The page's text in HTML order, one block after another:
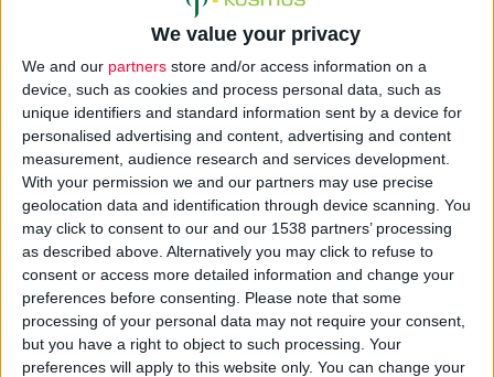
We value your privacy
We and our partners store and/or access information on a
device, such as cookies and process personal data, such as
unique identifiers and standard information sent by a device for
personalised advertising and content, advertising and content
measurement, audience research and services development.
With your permission we and our partners may use precise
geolocation data and identification through device scanning. You
may click to consent to our and our 1538 partners’ processing
as described above. Alternatively you may click to refuse to
consent or access more detailed information and change your
preferences before consenting.
Please note that some
processing of your personal data may not require your consent,
but you have a right to object to such processing. Your
preferences will apply to this website only. You can change your
συμπεριλαμβανομένων της κυκλοσπορίνης,
της μεθοτρεξάτης και PUVA.
Τον Σεπτέμβριο του 2008, στα πλαίσια της
μετεγκριτικής παρακολούθησης του
προϊόντος αναφέρθηκε ένα περιστατικό
Προϊούσας Πολυεστιακής
Λευκοεγκεφαλοπάθειας (PML) σε έναν
ασθενή με ψωρίαση κατά πλάκας, ο οποίος
λάμβανε εφαλιζουμάμπη (Raptiva).
Στο περιστατικό αυτό το Raptiva είχε δοθεί
ως μονοθεραπεία για περίπου 4 έτη.